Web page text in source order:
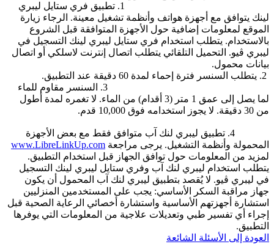
1. تطبيق فري ستايل ليبري
لينك يتوافق مع أجهزة هواتف وأنظمة تشغيل معينة. الرجاء زيارة
الموقع لمعلومات إضافية حول الأجهزة المتوافقة قبل الشروع
بالاستخدام. يتطلب استخدام فري ستايل ليبري لينك التسجيل في
ليبري ڤيو. التحميل التلقائي يتطلب اتصال إنترنت لاسلكي أو اتصال
بيانات محمول.
2. يتطلب السنسر فترة إحماء لمدة 60 دقيقة عند التطبيق.
3. السنسر مقاوم للماء
لما يصل إلى عمق 1 متر (3 أقدام) من الماء. لا تغمره لمدة أطول
من 30 دقيقة. لا يجوز استخدامه فوق 10,000 قدم.
4. تطبيق ليبري لنك آب متوافق فقط مع بعض الأجهزة
المحمولة وأنظمة التشغيل. يرجى مراجعة www.LibreLinkUp.com
لمزيد من المعلومات حول توافق الجهاز قبل استخدام التطبيق.
يتطلب استخدام ليبري لنك آب وفري ستايل ليبري لينك التسجيل
في ليبري ڤيو. لا يُقصد بتطبيق ليبري لنك آب المحمول أن يكون
جهاز مراقبة السكر الأساسي: يجب على المستخدمين المنزليين
استشارة أجهزتهم الأساسية واستشارة أخصائي الرعاية الصحية قبل
إجراء أي تفسير طبي وتعديلات علاجية من المعلومات التي يوفرها
التطبيق.
العودة إلى الأسئلة الشائعة